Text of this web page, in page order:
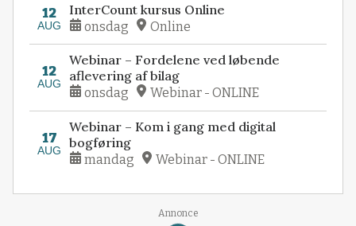
12
AUG
InterCount kursus Online
onsdag Online
12
AUG
Webinar – Fordelene ved løbende
aflevering af bilag
onsdag Webinar - ONLINE
17
AUG
Webinar – Kom i gang med digital
bogføring
mandag Webinar - ONLINE
Annonce